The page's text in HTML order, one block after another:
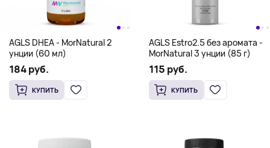
Масло Орегано/Super
Oregano - MorNatural 60
КУПИТЬ
Магний треонат/Mg
Threonate - MorNatural 90
КУПИТЬ